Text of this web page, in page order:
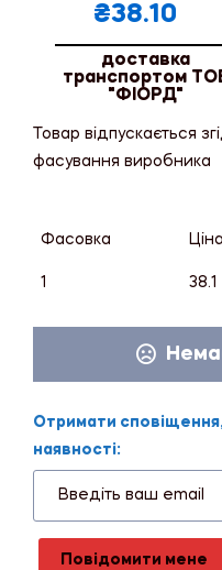
₴38.10
доставка
транспортом
"ФІОРД"
Товар відпускається
фасування виробника
Фасовка
1 38.1
Отримати
наявності:
Повідомити мене